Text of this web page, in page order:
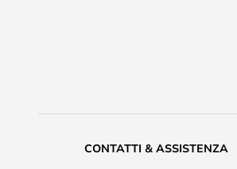
CONTATTI & ASSISTENZA